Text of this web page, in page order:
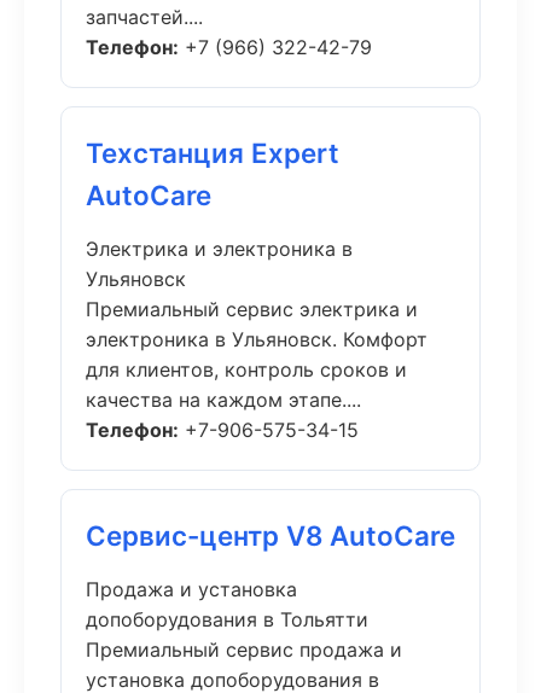
запчастей....
Телефон: +7 (966) 322-42-79
Техстанция Expert
AutoCare
Электрика и электроника в
Ульяновск
Премиальный сервис электрика и
электроника в Ульяновск. Комфорт
для клиентов, контроль сроков и
качества на каждом этапе....
Телефон: +7-906-575-34-15
Сервис-центр V8 AutoCare
Продажа и установка
допоборудования в Тольятти
Премиальный сервис продажа и
установка допоборудования в